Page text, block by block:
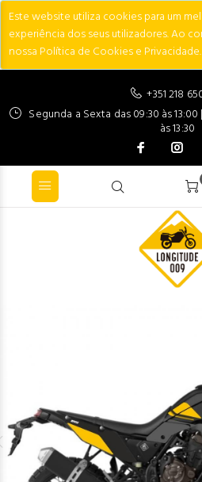
Este website utiliza cookies para um
experiência dos seus utilizadores. Ao
nossa Política de Cookies e Privacidade.
+351 218
Segunda a Sexta das 09:30 às
às 13:30